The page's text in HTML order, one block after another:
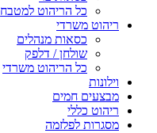
כל הריהוט למטבח
ריהוט משרדי
כסאות מנהלים
שולחן / דלפק
כל הריהוט משרדי
וילונות
מבצעים חמים
ריהוט כללי
מסגרות לפלזמה